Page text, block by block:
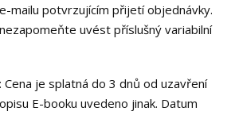
mailu potvrzujícím přijetí objednávky.
uvést příslušný variabilní
: Cena je splatná do 3 dnů od uzavření
E-booku uvedeno jinak. Datum